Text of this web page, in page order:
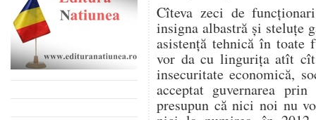
Cîteva zeci de
insigna albastră şi steluţe
asistenţă tehnică în toate
vor da cu linguriţa atît
insecuritate economică,
acceptat guvernarea
presupun că nici noi nu